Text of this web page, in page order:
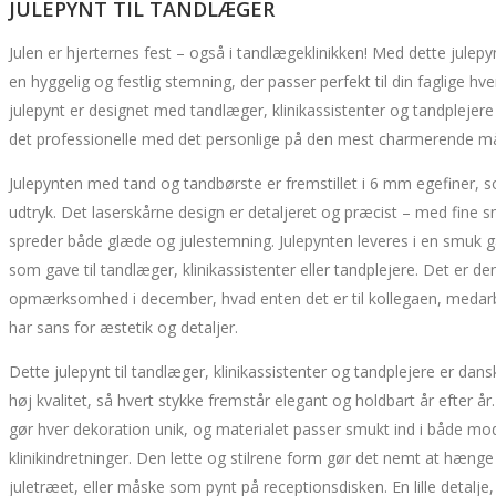
JULEPYNT TIL TANDLÆGER
Julen er hjerternes fest – også i tandlægeklinikken! Med dette
en hyggelig og festlig stemning, der passer perfekt til din faglige
julepynt er designet med tandlæger, klinikassistenter og
det professionelle med det personlige på den mest charmerende
Julepynten med tand og tandbørste er fremstillet i 6 mm egefiner,
udtryk. Det laserskårne design er detaljeret og præcist – med fine
spreder både glæde og julestemning. Julepynten leveres i en smuk
som gave til tandlæger, klinikassistenter eller tandplejere. Det er
opmærksomhed i december, hvad enten det er til kollegaen,
har sans for æstetik og detaljer.
Dette julepynt til tandlæger, klinikassistenter og tandplejere er
høj kvalitet, så hvert stykke fremstår elegant og holdbart år efter
gør hver dekoration unik, og materialet passer smukt ind i både
klinikindretninger. Den lette og stilrene form gør det nemt at
juletræet, eller måske som pynt på receptionsdisken. En lille